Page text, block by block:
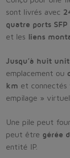
sont livrés avec
quatre ports
et les liens
Jusqu’à huit
emplacement ou
km et connectés
empilage » virtuel.
Une pile peut
peut être gérée
entité IP.